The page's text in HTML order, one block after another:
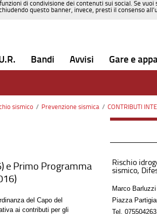
di condivisione dei contenuti sui social. Se vuoi
questo banner, invece, presti il consenso
Bandi Avvisi Gare e
sismico / Prevenzione sismica / CONTRIBUTI INTERVENTI
e Primo Programma
del Capo del
ai contributi per gli
Rischio
sismico,
Marco Barluzzi
Piazza
Tel.